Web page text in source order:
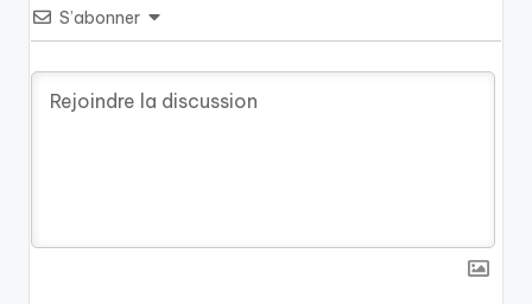
S’abonner